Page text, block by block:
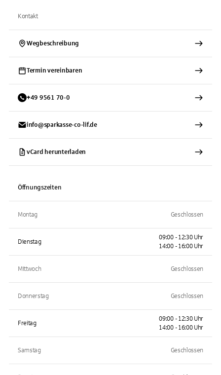
Kontakt
Wegbeschreibung
Termin vereinbaren
+49 9561 70-0
info@sparkasse-co-lif.de
vCard herunterladen
Öffnungszeiten
Montag Geschlossen
Dienstag
09:00 - 12:30 Uhr
14:00 - 16:00 Uhr
Mittwoch Geschlossen
Donnerstag Geschlossen
Freitag
09:00 - 12:30 Uhr
14:00 - 16:00 Uhr
Samstag Geschlossen